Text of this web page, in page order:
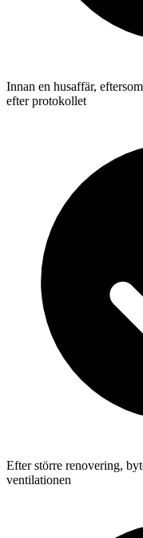
Innan en husaffär,
efter protokollet
Efter större renovering,
ventilationen